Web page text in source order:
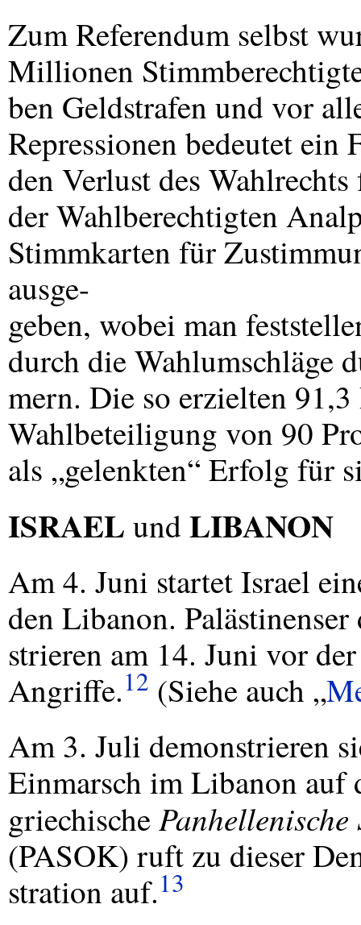
Zum Referendum selbst
Millionen
ben Geldstrafen und vor
Repressionen bedeutet ein
den Verlust des
der Wahlberechtigten
Stimmkarten für
ausge-
geben, wobei man
durch die Wahlumschläge
mern. Die so erzielten
Wahlbeteiligung von 90
als „gelenkten“ Erfolg für
ISRAEL undLIBANON
Am 4. Juni startet Israel
den Libanon. Palästinenser
strieren am 14. Juni vor
Angriffe.12 (Siehe auch „
Am 3. Juli demonstrieren
Einmarsch im Libanon auf
griechische
(PASOK) ruft zu dieser
stration auf.13